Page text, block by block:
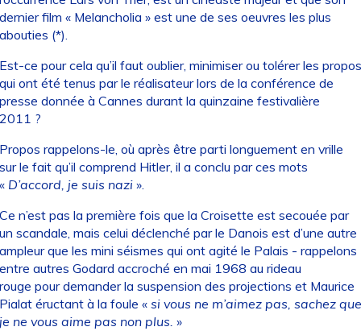
film « Melancholia » est une de ses oeuvres les plus
(*).
ce pour cela qu’il faut oublier, minimiser ou tolérer les propos
ont été tenus par le réalisateur lors de la conférence de
donnée à Cannes durant la quinzaine festivalière
?
rappelons-le, où après être parti longuement en vrille
le fait qu’il comprend Hitler, il a conclu par ces mots
D’accord, je suis nazi».
n’est pas la première fois que la Croisette est secouée par
scandale, mais celui déclenché par le Danois est d’une autre
que les mini séismes qui ont agité le Palais - rappelons
autres Godard accroché en mai 1968 au rideau
pour demander la suspension des projections et Maurice
éructant à la foule « si vous ne m’aimez pas, sachez que
ne vous aime pas non plus. »